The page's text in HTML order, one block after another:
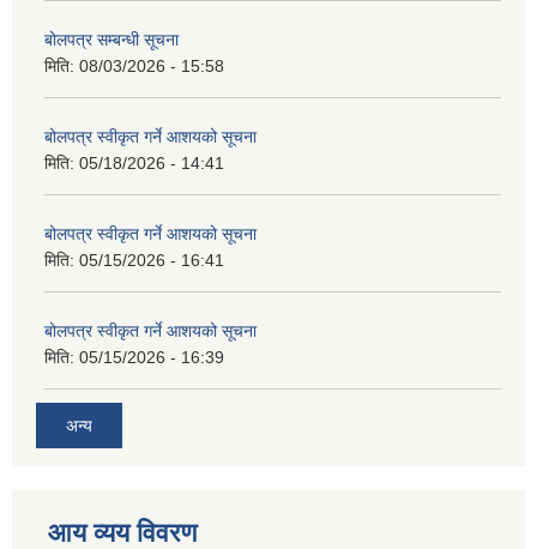
बोलपत्र सम्बन्धी सूचना
मिति: 08/03/2026 - 15:58
बोलपत्र स्वीकृत गर्ने आशयको सूचना
मिति: 05/18/2026 - 14:41
बोलपत्र स्वीकृत गर्ने आशयको सूचना
मिति: 05/15/2026 - 16:41
बोलपत्र स्वीकृत गर्ने आशयको सूचना
मिति: 05/15/2026 - 16:39
अन्य
आय व्यय विवरण